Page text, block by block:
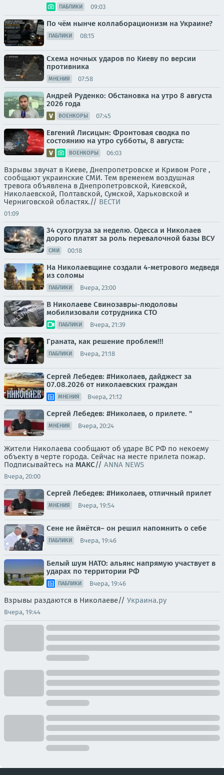
ПАБЛИКИ 09:03
По чём нынче коллаборационизм на Украине?
ПАБЛИКИ 08:15
Схема ночных ударов по Киеву по версии
противника
МНЕНИЯ 07:58
Андрей Руденко: Обстановка на утро 8 августа
2026 года
ВОЕНКОРЫ 07:45
Евгений Лисицын: Фронтовая сводка по
состоянию на утро субботы, 8 августа:
ВОЕНКОРЫ 06:03
Взрывы звучат в Киеве, Днепропетровске и Кривом Роге ,
сообщают украинские СМИ. Тем временем воздушная
тревога объявлена в Днепропетровской, Киевской,
Николаевской, Полтавской, Сумской, Харьковской и
Черниговской областях.// ВЕСТИ
01:09
34 сухогруза за неделю. Одесса и Николаев
дорого платят за роль перевалочной базы ВСУ
СМИ 00:18
На Николаевщине создали 4-метрового медведя
из соломы
ПАБЛИКИ Вчера, 23:00
В Николаеве Свинозавры-людоловы
мобилизовали сотрудника СТО
ПАБЛИКИ Вчера, 21:39
Граната, как решение проблем!!!
ПАБЛИКИ Вчера, 21:18
Сергей Лебедев: #Николаев, дайджест за
07.08.2026 от николаевских граждан
МНЕНИЯ Вчера, 21:12
Сергей Лебедев: #Николаев, о прилете. "
МНЕНИЯ Вчера, 20:24
Жители Николаева сообщают об ударе ВС РФ по некоему
объекту в черте города. Сейчас на месте прилета пожар.
Подписывайтесь на МАКС// ANNA NEWS
Вчера, 20:00
Сергей Лебедев: #Николаев, отличный прилет
МНЕНИЯ Вчера, 19:54
Сене не ймётся– он решил напомнить о себе
ПАБЛИКИ Вчера, 19:46
Белый шум НАТО: альянс напрямую участвует в
ударах по территории РФ
ПАБЛИКИ Вчера, 19:46
Взрывы раздаются в Николаеве// Украина.ру
Вчера, 19:44